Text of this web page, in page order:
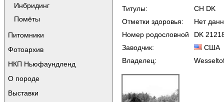
Инбридинг
Помёты
Питомники
Фотоархив
НКП Ньюфаундленд
О породе
Выставки
Титулы:
CH DK
Отметки здоровья:
Нет
Номер родословной
DK
Заводчик:
США
Владелец: